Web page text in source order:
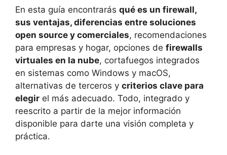
En esta guía encontrarás qué es un firewall,
sus ventajas, diferencias entre soluciones
open source y comerciales, recomendaciones
para empresas y hogar, opciones de firewalls
virtuales en la nube, cortafuegos integrados
en sistemas como Windows y macOS,
alternativas de terceros y criterios clave para
elegir el más adecuado. Todo, integrado y
reescrito a partir de la mejor información
disponible para darte una visión completa y
práctica.